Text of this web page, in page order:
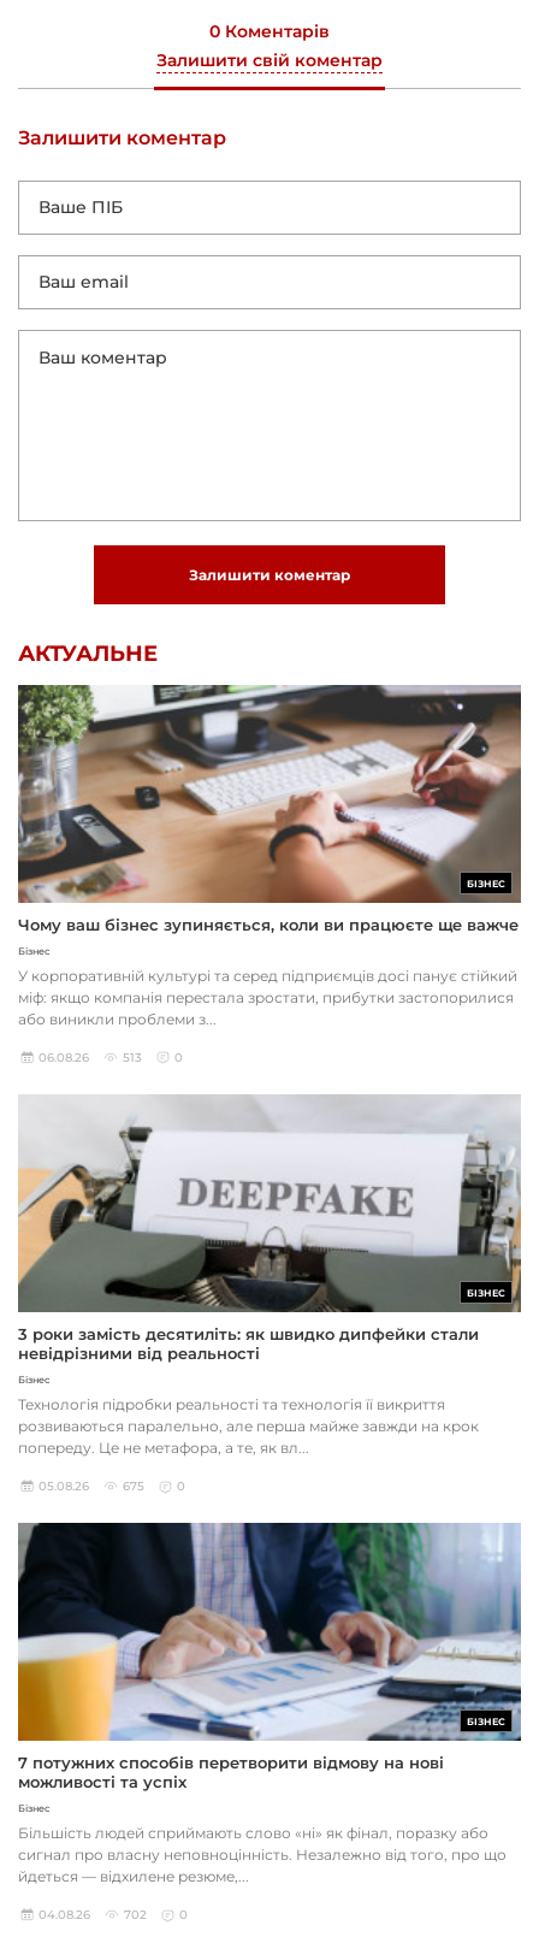
0 Коментарів
Залишити свій коментар
Залишити коментар
Залишити коментар
АКТУАЛЬНЕ
БІЗНЕС
Чому ваш бізнес зупиняється, коли ви працюєте ще важче
Бізнес
У корпоративній культурі та серед підприємців досі панує стійкий
міф: якщо компанія перестала зростати, прибутки застопорилися
або виникли проблеми з...
06.08.26 513 0
БІЗНЕС
3 роки замість десятиліть: як швидко дипфейки стали
невідрізними від реальності
Бізнес
Технологія підробки реальності та технологія її викриття
розвиваються паралельно, але перша майже завжди на крок
попереду. Це не метафора, а те, як вл...
05.08.26 675 0
БІЗНЕС
7 потужних способів перетворити відмову на нові
можливості та успіх
Бізнес
Більшість людей сприймають слово «ні» як фінал, поразку або
сигнал про власну неповноцінність. Незалежно від того, про що
йдеться — відхилене резюме,...
04.08.26 702 0